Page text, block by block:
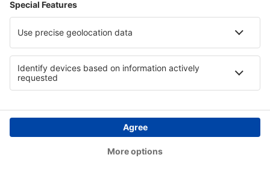
correggere e rimuovere i tuoi dati e limitare il loro
trattamento, nonché il diritto di rifiutare di essere
soggetto a una decisione basata solo sull'elaborazione
automatizzata, inclusa la profilazione, e che ha
conseguenze legali o influisce in modo significativo in
qualsiasi altro modo.È possibile esercitare le suddette
disposizioni di legge presso la sede dell'Amministratore
www.eskytravel.it(sezione Contatti).
Puoi anche correggere i dati accedendo al tuo account.
Puoi inoltre cancellare il tuo account in qualsiasi